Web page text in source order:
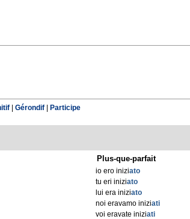
Gérondif Participe
Plus-que-parfait
io ero iniziato
tu eri iniziato
lui era iniziato
noi eravamo iniziati
voi eravate iniziati